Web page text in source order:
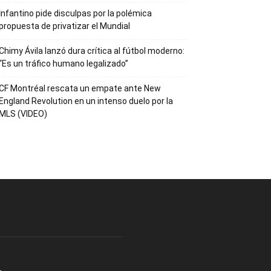
Infantino pide disculpas por la polémica
de privatizar el Mundial
Ávila lanzó dura crítica al fútbol moderno:
un tráfico humano legalizado”
Montréal rescata un empate ante New
England Revolution en un intenso duelo por la
MLS (VIDEO)